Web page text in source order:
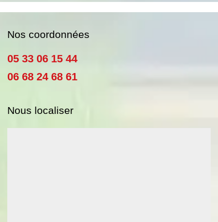
Nos coordonnées
05 33 06 15 44
06 68 24 68 61
Nous localiser